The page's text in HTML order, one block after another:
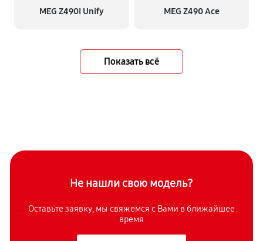
MEG Z490I Unify MEG Z490 Ace
Показать всё
Не нашли свою модель?
Оставьте заявку, мы свяжемся с Вами в ближайшее
время